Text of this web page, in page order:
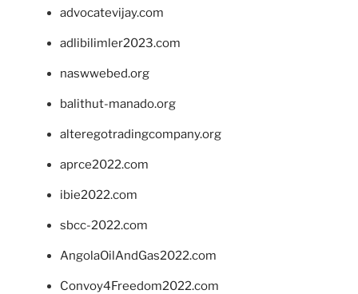
advocatevijay.com
adlibilimler2023.com
naswwebed.org
balithut-manado.org
alteregotradingcompany.org
aprce2022.com
ibie2022.com
sbcc-2022.com
AngolaOilAndGas2022.com
Convoy4Freedom2022.com